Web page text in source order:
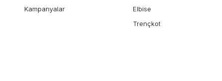
Kampanyalar
Elbise
Trençkot